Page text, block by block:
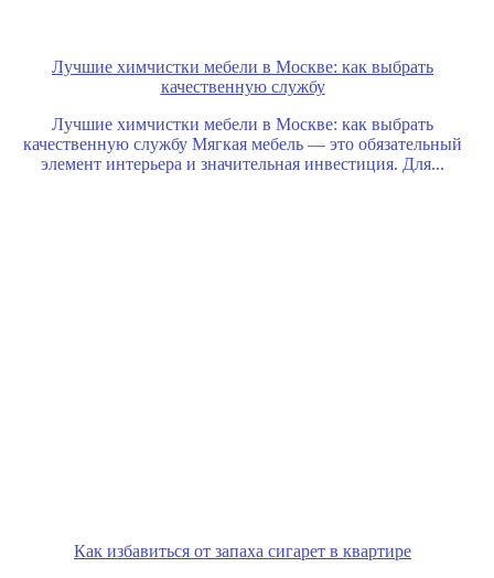
Лучшие химчистки мебели в Москве: как выбрать
качественную службу
Лучшие химчистки мебели в Москве: как выбрать
качественную службу Мягкая мебель — это обязательный
элемент интерьера и значительная инвестиция. Для...
Как избавиться от запаха сигарет в квартире